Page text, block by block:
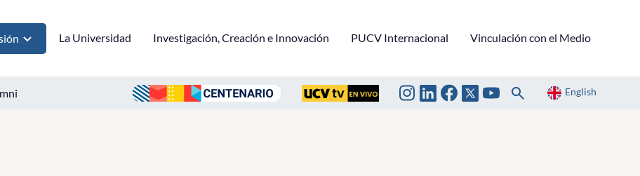
La Universidad Investigación, Creación e Innovación PUCV Internacional Vinculación con el Medio
English